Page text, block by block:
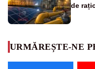
de
URMĂREȘTE-NE